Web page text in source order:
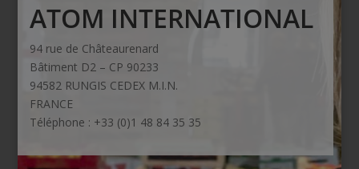
ATOM INTERNATIONAL
94 rue de Châteaurenard
Bâtiment D2 – CP 90233
94582 RUNGIS CEDEX M.I.N.
FRANCE
Téléphone : +33 (0)1 48 84 35 35